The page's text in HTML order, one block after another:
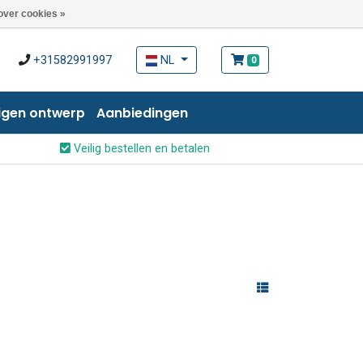
cookies »
+31582991997 NL 0
ontwerp Aanbiedingen
Veilig bestellen en betalen